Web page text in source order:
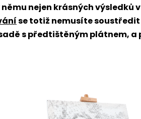
nejen krásných
se totiž nemusíte
s předtištěným plátnem, a